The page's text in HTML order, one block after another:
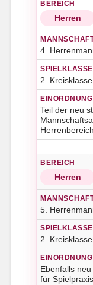
Herren
4.
2. Kreisklasse
Teil der neu
Herrenbereich.
Herren
5.
2. Kreisklasse
Ebenfalls
für